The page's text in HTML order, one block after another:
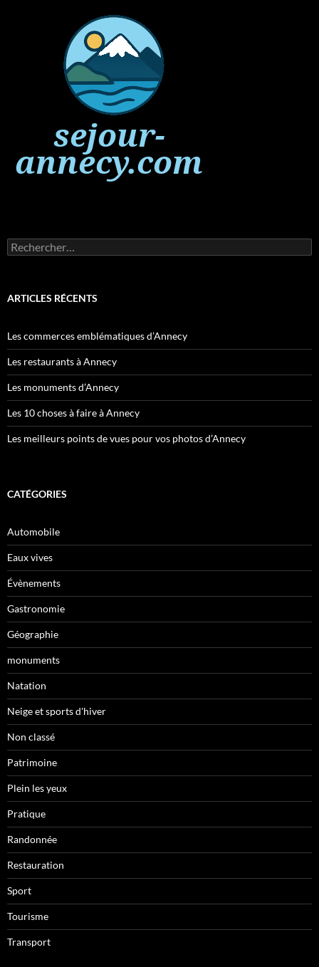
Rechercher :
ARTICLES RÉCENTS
Les commerces emblématiques d’Annecy
Les restaurants à Annecy
Les monuments d’Annecy
Les 10 choses à faire à Annecy
Les meilleurs points de vues pour vos photos d’Annecy
CATÉGORIES
Automobile
Eaux vives
Évènements
Gastronomie
Géographie
monuments
Natation
Neige et sports d'hiver
Non classé
Patrimoine
Plein les yeux
Pratique
Randonnée
Restauration
Sport
Tourisme
Transport